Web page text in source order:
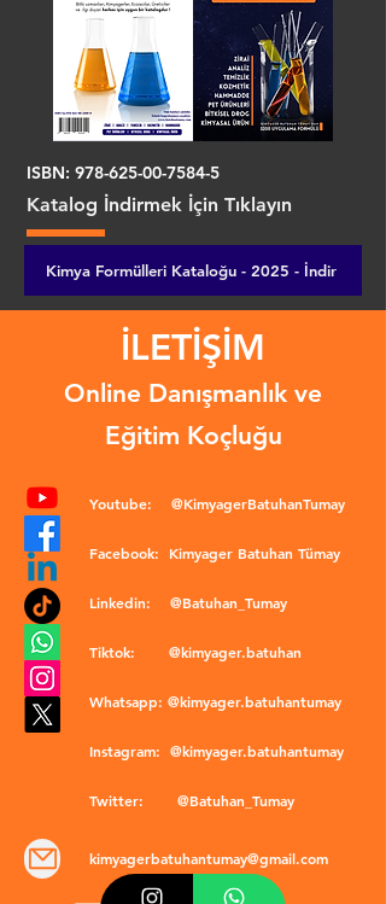
ISBN: 978-625-00-7584-5
Katalog İndirmek İçin Tıklayın
Kimya Formülleri Kataloğu - 2025 - İndir
İLETİŞİM
Online Danışmanlık ve
Eğitim Koçluğu
Youtube: @KimyagerBatuhanTumay
Facebook: Kimyager Batuhan Tümay
Linkedin: @Batuhan_Tumay
Tiktok: @kimyager.batuhan
Whatsapp: @kimyager.batuhantumay
Instagram: @kimyager.batuhantumay
Twitter: @Batuhan_Tumay
kimyagerbatuhantumay@gmail.com